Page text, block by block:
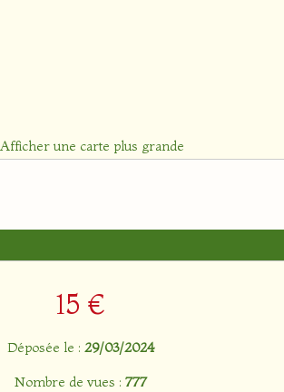
15 €
Déposée le : 29/03/2024
Nombre de vues : 777
Afficher une carte plus grande